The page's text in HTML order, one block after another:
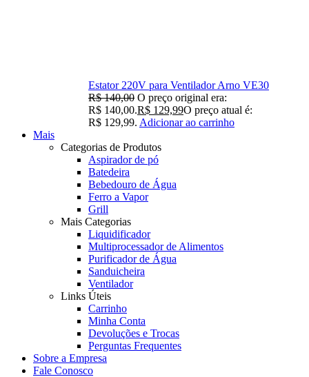
Estator 220V para Ventilador Arno VE30
R$140,00 O preço original era:
R$ 140,00.R$ 129,99O preço atual é:
R$ 129,99. Adicionar ao carrinho
Mais
Categorias de Produtos
Aspirador de pó
Batedeira
Bebedouro de Água
Ferro a Vapor
Grill
Mais Categorias
Liquidificador
Multiprocessador de Alimentos
Purificador de Água
Sanduicheira
Ventilador
Links Úteis
Carrinho
Minha Conta
Devoluções e Trocas
Perguntas Frequentes
Sobre a Empresa
Fale Conosco